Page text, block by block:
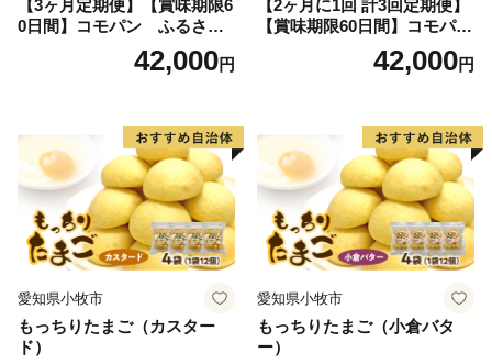
【3ヶ月定期便】【賞味期限6
0日間】コモパン ふるさと
クロワッサンセット（計90
個）／災害用備蓄 保存食 非
42,000円
【2ヶ月に1回 計3回定期便】
【賞味期限60日間】コモパ
ン ふるさとクロワッサンセ
ット（計90個）／災害用備蓄
42,000円
愛知県小牧市
もっちりたまご（カスター
ド）
愛知県小牧市
もっちりたまご（小倉バタ
ー）